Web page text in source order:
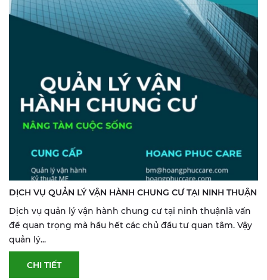
DỊCH VỤ QUẢN LÝ VẬN HÀNH CHUNG CƯ TẠI NINH THUẬN
Dịch vụ quản lý vận hành chung cư tại ninh thuậnlà vấn
đề quan trọng mà hầu hết các chủ đầu tư quan tâm. Vậy
quản lý...
CHI TIẾT